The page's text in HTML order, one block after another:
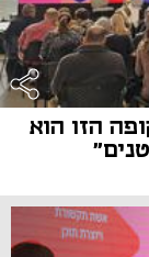
הזו הוא